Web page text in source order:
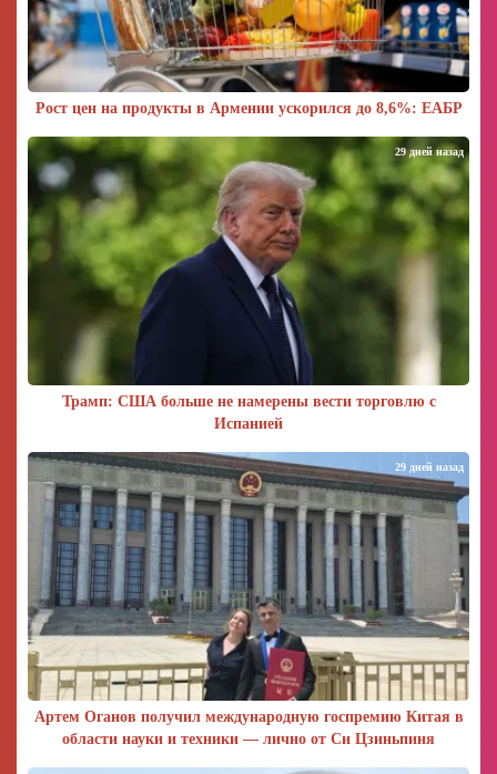
Рост цен на продукты в Армении ускорился до 8,6%: ЕАБР
Трамп: США больше не намерены вести торговлю с
Испанией
29 дней назад
Артем Оганов получил международную госпремию Китая в
области науки и техники — лично от Си Цзиньпиня
29 дней назад